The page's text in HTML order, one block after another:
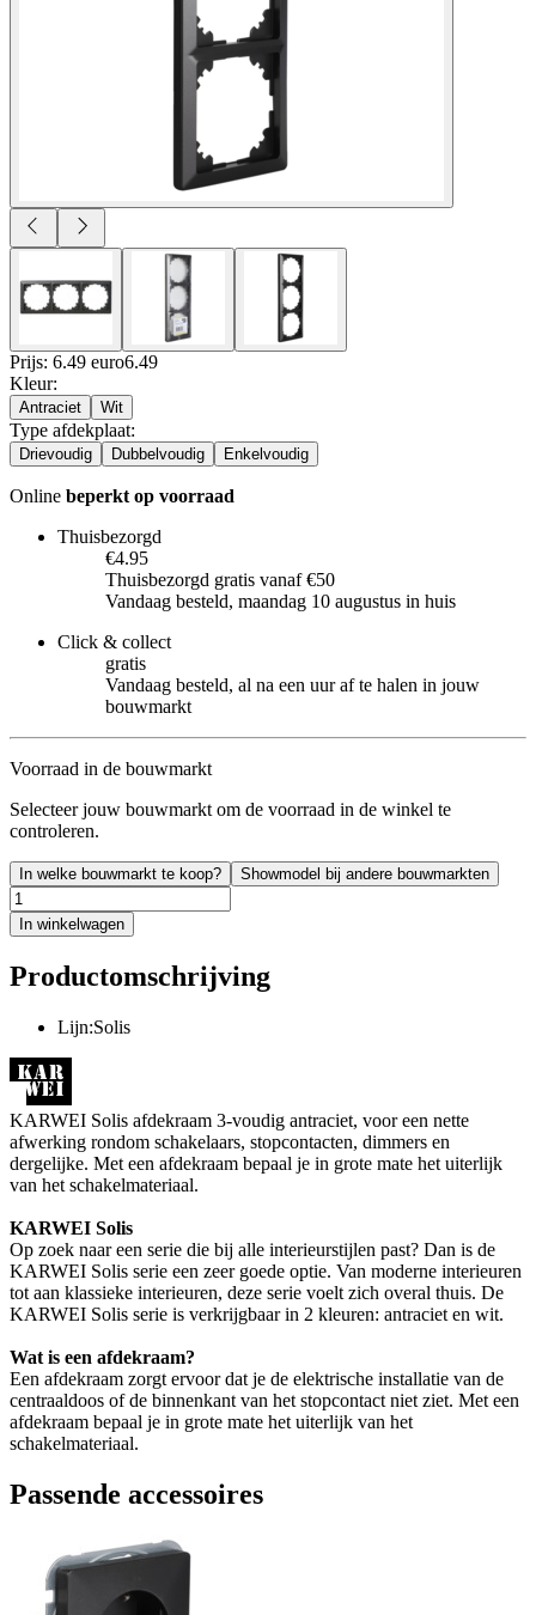
Prijs: 6.49 euro6.49
Kleur:
Antraciet Wit
Type afdekplaat:
Drievoudig Dubbelvoudig Enkelvoudig
Online beperkt op voorraad
Thuisbezorgd
€4.95
Thuisbezorgd gratis vanaf €50
Vandaag besteld, maandag 10 augustus in huis
Click & collect
gratis
Vandaag besteld, al na een uur af te halen in jouw
bouwmarkt
Voorraad in de bouwmarkt
Selecteer jouw bouwmarkt om de voorraad in de winkel te
controleren.
In welke bouwmarkt te koop? Showmodel bij andere bouwmarkten
In winkelwagen
Productomschrijving
Lijn:Solis
KARWEI Solis afdekraam 3-voudig antraciet, voor een nette
afwerking rondom schakelaars, stopcontacten, dimmers en
dergelijke. Met een afdekraam bepaal je in grote mate het uiterlijk
van het schakelmateriaal.
KARWEI Solis
Op zoek naar een serie die bij alle interieurstijlen past? Dan is de
KARWEI Solis serie een zeer goede optie. Van moderne interieuren
tot aan klassieke interieuren, deze serie voelt zich overal thuis. De
KARWEI Solis serie is verkrijgbaar in 2 kleuren: antraciet en wit.
Wat is een afdekraam?
Een afdekraam zorgt ervoor dat je de elektrische installatie van de
centraaldoos of de binnenkant van het stopcontact niet ziet. Met een
afdekraam bepaal je in grote mate het uiterlijk van het
schakelmateriaal.
Passende accessoires